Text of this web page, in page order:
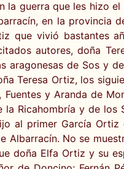
guerra que les hizo
en la provincia
que vivió bastantes
autores, doña
de Sos y
Teresa Ortiz, los
y Aranda de
Ricahombría y de los
al primer García
No se
doña Elfa Ortiz y su